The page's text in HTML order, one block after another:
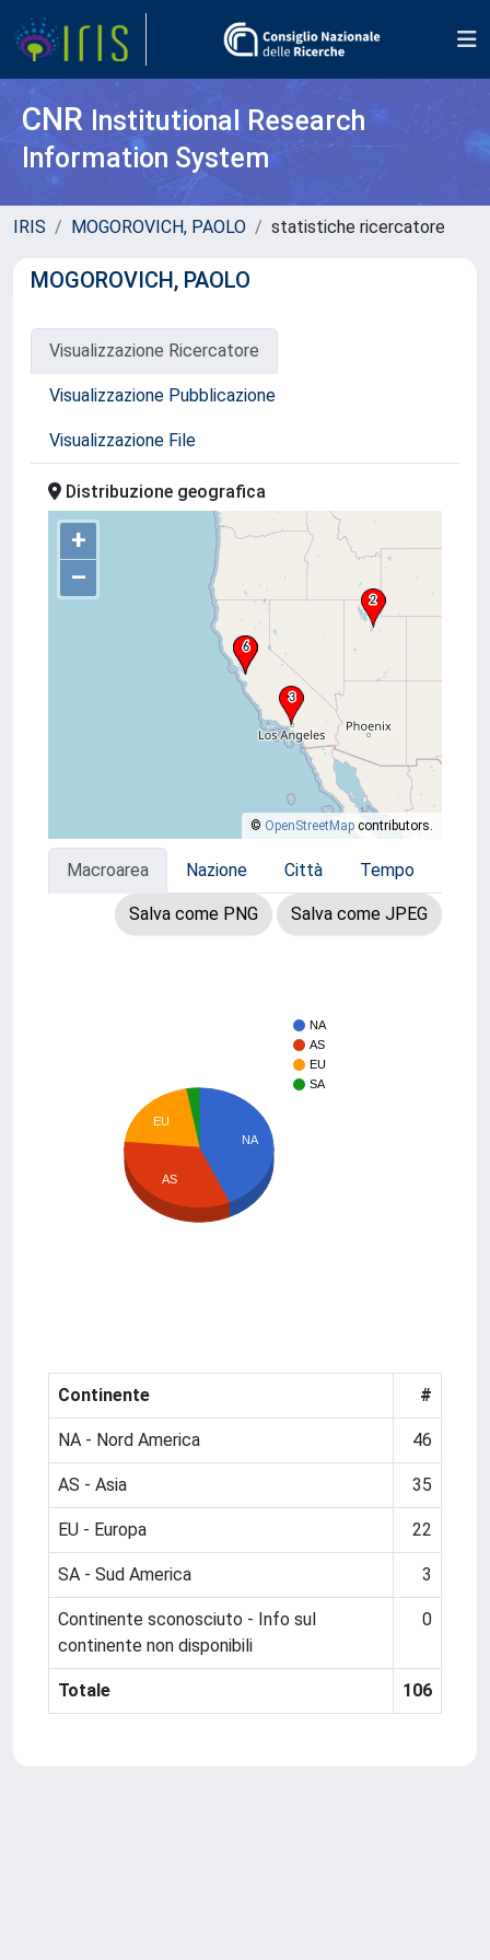
CNR Institutional Research
Information System
IRIS MOGOROVICH, PAOLO statistiche ricercatore
MOGOROVICH, PAOLO
Visualizzazione Ricercatore
Visualizzazione Pubblicazione
Visualizzazione File
Distribuzione geografica
+
–
© OpenStreetMap contributors.
Macroarea Nazione Città Tempo
Salva come PNG Salva come JPEG
NA
AS
EU
SA
NA
EU
AS
Continente #
NA - Nord America 46
AS - Asia 35
EU - Europa 22
SA - Sud America 3
Continente sconosciuto - Info sul
continente non disponibili
0
Totale 106